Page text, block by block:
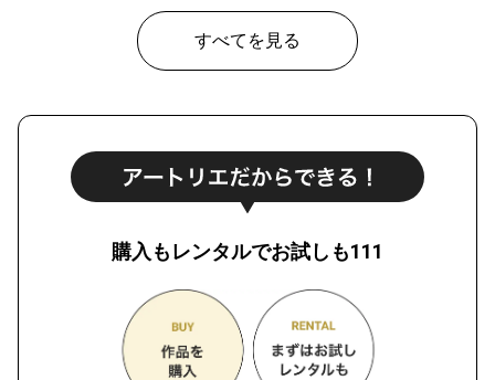
すべてを見る
購入もレンタルでお試しも111